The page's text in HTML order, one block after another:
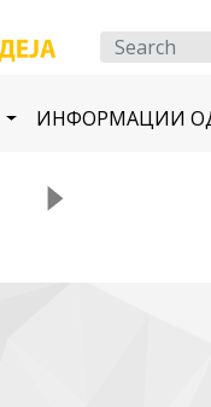
ИНФОРМАЦИИ ОД